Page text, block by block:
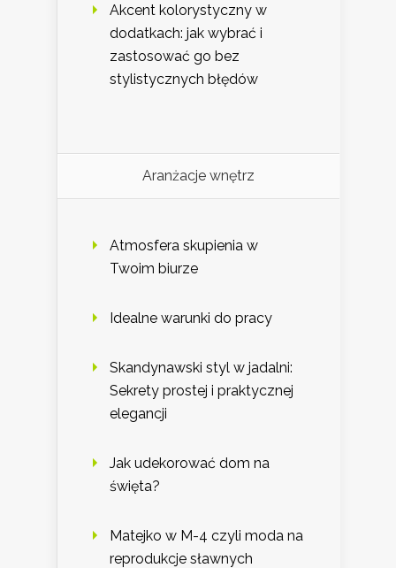
Akcent kolorystyczny w
dodatkach: jak wybrać i
zastosować go bez
stylistycznych błędów
Aranżacje wnętrz
Atmosfera skupienia w
Twoim biurze
Idealne warunki do pracy
Skandynawski styl w jadalni:
Sekrety prostej i praktycznej
elegancji
Jak udekorować dom na
święta?
Matejko w M-4 czyli moda na
reprodukcje sławnych